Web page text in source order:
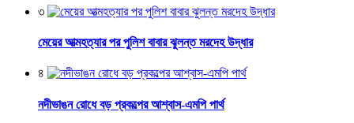
৩
মেয়ের আত্মহত্যার পর পুলিশ বাবার ঝুলন্ত মরদেহ উদ্ধার
৪
নদীভাঙন রোধে বড় প্রকল্পের আশ্বাস-এমপি পার্থ